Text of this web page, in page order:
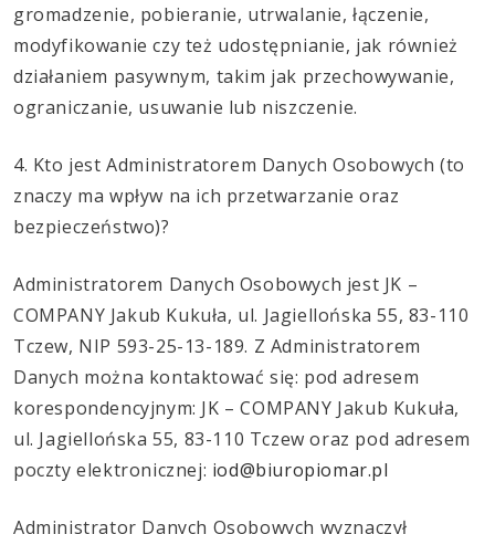
gromadzenie, pobieranie, utrwalanie, łączenie,
modyfikowanie czy też udostępnianie, jak również
działaniem pasywnym, takim jak przechowywanie,
ograniczanie, usuwanie lub niszczenie.
4. Kto jest Administratorem Danych Osobowych (to
znaczy ma wpływ na ich przetwarzanie oraz
bezpieczeństwo)?
Administratorem Danych Osobowych jest JK –
COMPANY Jakub Kukuła, ul. Jagiellońska 55, 83-110
Tczew, NIP 593-25-13-189. Z Administratorem
Danych można kontaktować się: pod adresem
korespondencyjnym: JK – COMPANY Jakub Kukuła,
ul. Jagiellońska 55, 83-110 Tczew oraz pod adresem
poczty elektronicznej: iod@biuropiomar.pl
Administrator Danych Osobowych wyznaczył